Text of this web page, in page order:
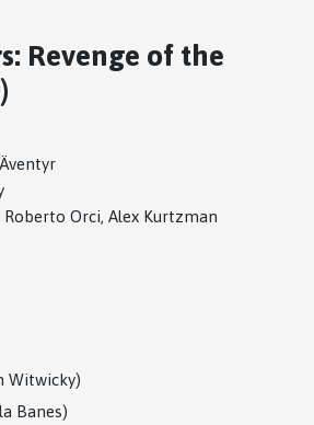
Revenge of the
Roberto Orci, Alex Kurtzman
Witwicky)
Banes)